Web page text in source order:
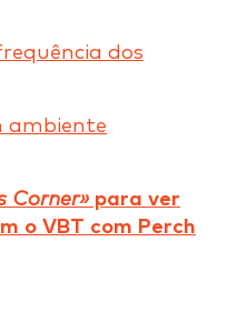
dos
ambiente
Corner» para ver
o VBT com Perch